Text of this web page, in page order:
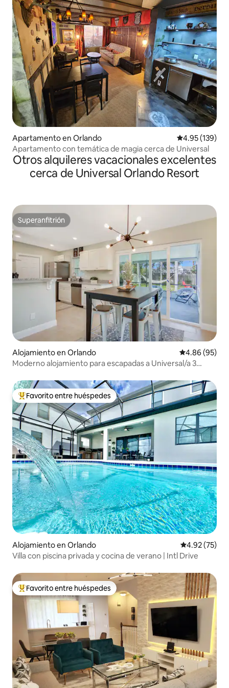
Apartamento en Orlando Calificación
4.95 (139)
Apartamento con temática de magia cerca de Universal
Otros alquileres vacacionales excelentes
cerca de Universal Orlando Resort
Superanfitrión
Superanfitrión
Alojamiento en Orlando Calificación
4.86 (95)
Moderno alojamiento para escapadas a Universal/a 3
Favorito entre huéspedes preferido
Favorito entre huéspedes
Alojamiento en Orlando Calificación
4.92 (75)
Villa con piscina privada y cocina de verano | Intl Drive
Favorito entre huéspedes preferido
Favorito entre huéspedes